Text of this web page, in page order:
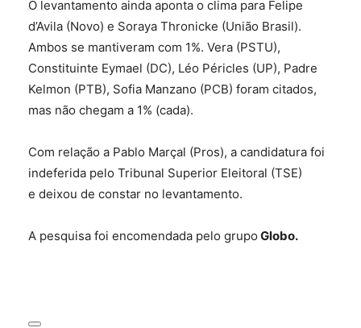
O levantamento ainda aponta o clima para Felipe
d’Avila (Novo) e Soraya Thronicke (União Brasil).
Ambos se mantiveram com 1%. Vera (PSTU),
Constituinte Eymael (DC), Léo Péricles (UP), Padre
Kelmon (PTB), Sofia Manzano (PCB) foram citados,
mas não chegam a 1% (cada).
Com relação a Pablo Marçal (Pros), a candidatura foi
indeferida pelo Tribunal Superior Eleitoral (TSE)
e deixou de constar no levantamento.
A pesquisa foi encomendada pelo grupo Globo.